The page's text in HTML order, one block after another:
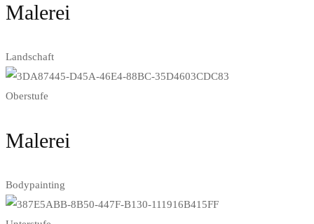
Malerei
Landschaft
Oberstufe
Malerei
Bodypainting